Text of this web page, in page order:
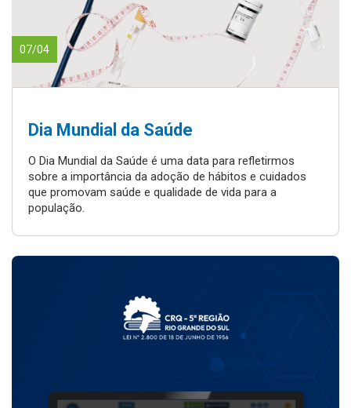
07/04
Dia Mundial da Saúde
O Dia Mundial da Saúde é uma data para refletirmos
sobre a importância da adoção de hábitos e cuidados
que promovam saúde e qualidade de vida para a
população.